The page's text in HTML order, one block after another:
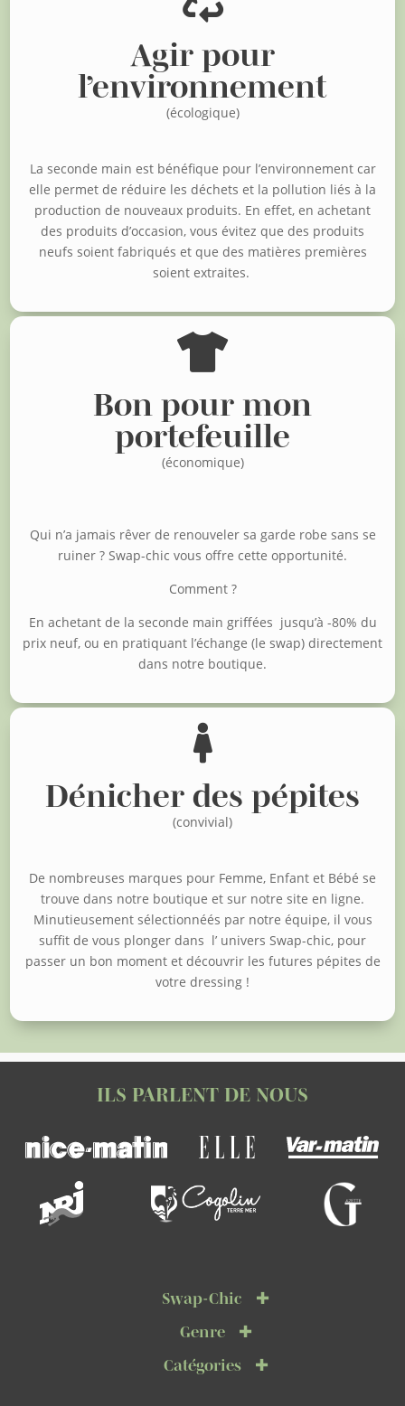
Agir pour
l’environnement
(écologique)
La seconde main est bénéfique pour l’environnement car
elle permet de réduire les déchets et la pollution liés à la
production de nouveaux produits. En effet, en achetant
des produits d’occasion, vous évitez que des produits
neufs soient fabriqués et que des matières premières
soient extraites.

Bon pour mon
portefeuille
(économique)
Qui n’a jamais rêver de renouveler sa garde robe sans se
ruiner ? Swap-chic vous offre cette opportunité.
Comment ?
En achetant de la seconde main griffées jusqu’à -80% du
prix neuf, ou en pratiquant l’échange (le swap) directement
dans notre boutique.

Dénicher des pépites
(convivial)
De nombreuses marques pour Femme, Enfant et Bébé se
trouve dans notre boutique et sur notre site en ligne.
Minutieusement sélectionnéés par notre équipe, il vous
suffit de vous plonger dans l’ univers Swap-chic, pour
passer un bon moment et découvrir les futures pépites de
votre dressing !
ILS PARLENT DE NOUS
Swap-Chic
Genre
Catégories